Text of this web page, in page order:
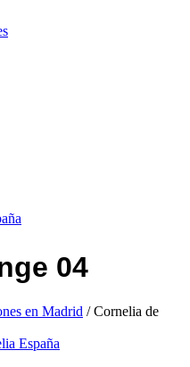
04
en Madrid / Cornelia de
España